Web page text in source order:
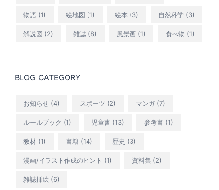
物語 (1) 絵地図 (1) 絵本 (3) 自然科学 (3)
解説図 (2) 雑誌 (8) 風景画 (1) 食べ物 (1)
BLOG CATEGORY
お知らせ (4) スポーツ (2) マンガ (7)
ルールブック (1) 児童書 (13) 参考書 (1)
教材 (1) 書籍 (14) 歴史 (3)
漫画/イラスト作成のヒント (1) 資料集 (2)
雑誌挿絵 (6)